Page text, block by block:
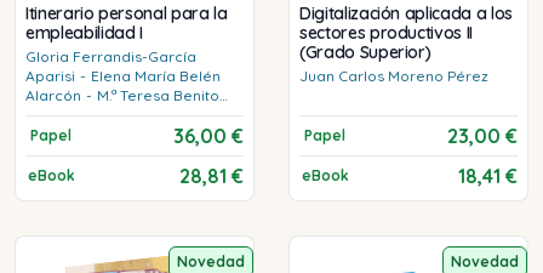
Itinerario personal para la
empleabilidad I
Gloria Ferrandis-García
Aparisi - Elena María Belén
Alarcón - M.ª Teresa Benito
Rocamora - Raúl Soria García
Papel
36,00 €
eBook 28,81 €
Digitalización aplicada a los
sectores productivos II
(Grado Superior)
Juan Carlos Moreno Pérez
Papel 23,00 €
eBook 18,41 €
Novedad Novedad